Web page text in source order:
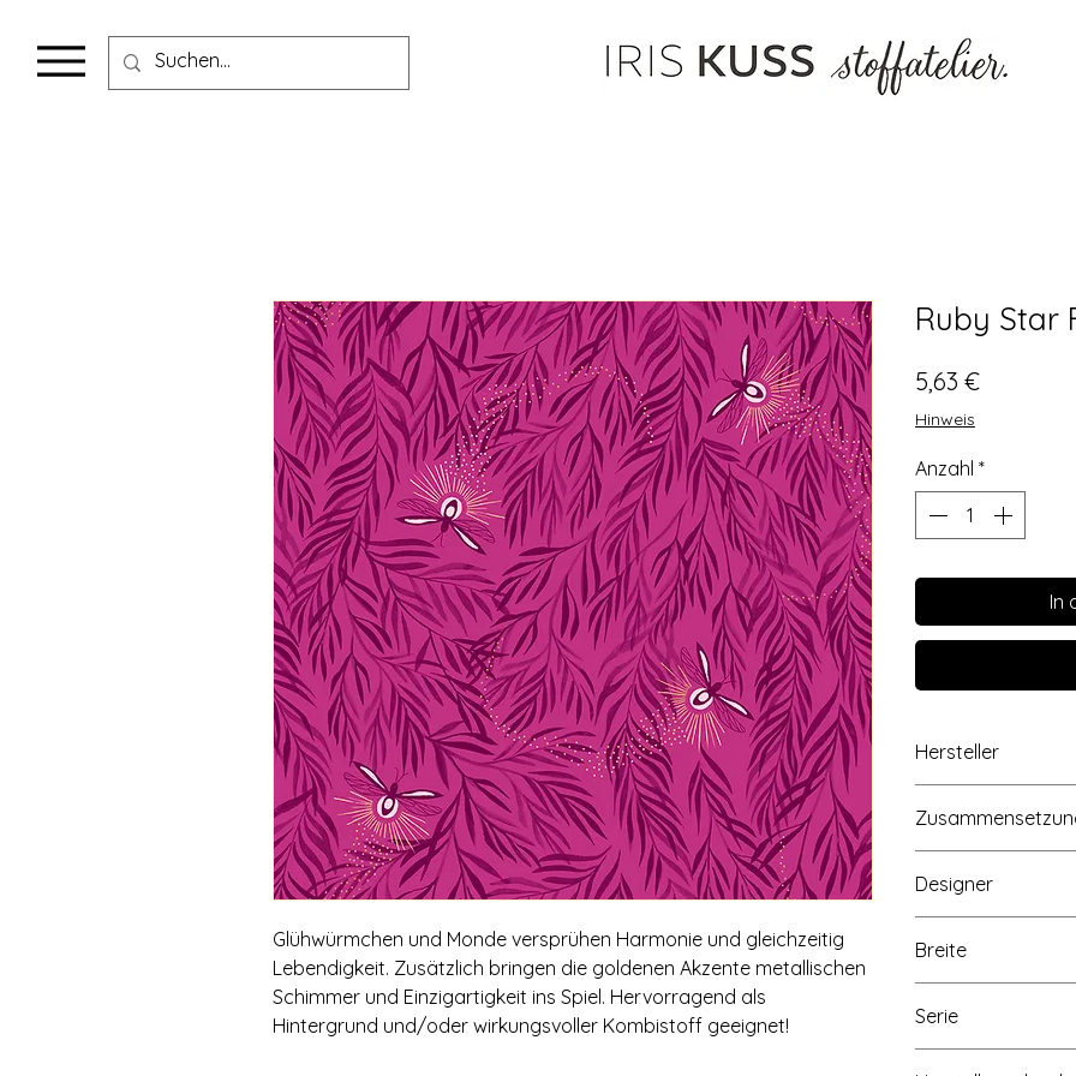
Glühwürmchen und Monde versprühen Harmonie und gleichzeitig
Lebendigkeit. Zusätzlich bringen die goldenen Akzente metallischen
Schimmer und Einzigartigkeit ins Spiel. Hervorragend als
Hintergrund und/oder wirkungsvoller Kombistoff geeignet!
Ruby Star
5,63 €Preis
Hinweis
Anzahl *
In
Hersteller
Drive, Dallas, Texas
Designer
Breite
Serie